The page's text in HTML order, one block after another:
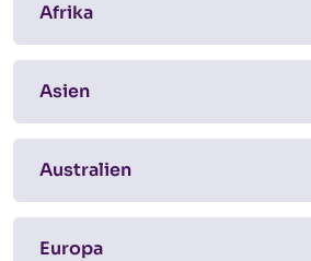
Afrika
Asien
Australien
Europa